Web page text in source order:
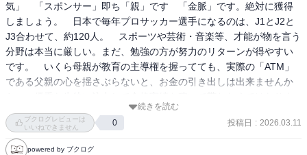
かつて中学受験と大失敗を経験したものとしても、あの舞台をこう
いう感動的なエンタメ作品にしてくれて、過去を肯定してあげたい
気持ちになってありがたい。
気」　「スポンサー」即ち「親」です　「金脈」です。絶対に獲得
しましょう。　日本で毎年プロサッカー選手になるのは、J1とJ2と
J3合わせて、約120人。　スポーツや芸術・音楽等、才能が物を言う
分野は本当に厳しい。まだ、勉強の方が努力のリターンが得やすい
です。　いくら母親が教育の主導権を握ってても、実際の「ATM」
である父親の心を揺さぶらないと、お金の引き出しは出来ませんか
せん。「顧客」が「実績」を見てやって来るのだから当然です。
毎年必ず出るじゃないですか。ミナクル下剋上系。特に男子は最後
迄ホント分からないですよ。
続きを読む
ブクログレビューは
いいねできません
0 投稿日 : 2026.03.11
powered by ブクログ